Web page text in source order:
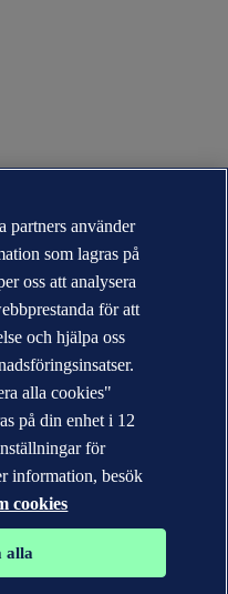
partners använder
som lagras på
oss att analysera
för att
och hjälpa oss
alla cookies"
på din enhet i 12
för
information, besök
cookies
alla